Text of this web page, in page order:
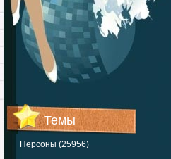
Темы
Персоны (25956)